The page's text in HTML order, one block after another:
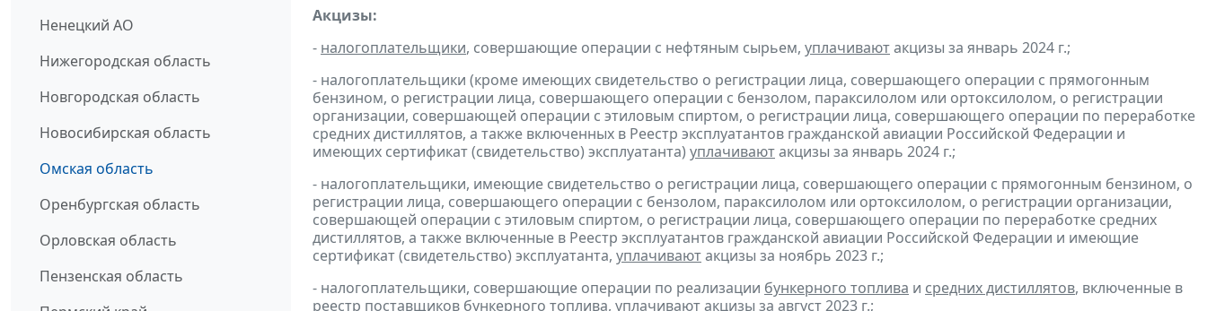
Ненецкий АО
Нижегородская область
Новгородская область
Новосибирская область
Омская область
Оренбургская область
Орловская область
Пензенская область
Акцизы:
- налогоплательщики, совершающие операции с нефтяным сырьем, уплачиваютакцизы за январь 2024 г.;
- налогоплательщики (кроме имеющих свидетельство о регистрации лица, совершающего операции с прямогонным
бензином, о регистрации лица, совершающего операции с бензолом, параксилолом или ортоксилолом, о регистрации
организации, совершающей операции с этиловым спиртом, о регистрации лица, совершающего операции по переработке
средних дистиллятов, а также включенных в Реестр эксплуатантов гражданской авиации Российской Федерации и
имеющих сертификат (свидетельство) эксплуатанта) уплачиваютакцизы за январь 2024 г.;
- налогоплательщики, имеющие свидетельство о регистрации лица, совершающего операции с прямогонным бензином, о
регистрации лица, совершающего операции с бензолом, параксилолом или ортоксилолом, о регистрации организации,
совершающей операции с этиловым спиртом, о регистрации лица, совершающего операции по переработке средних
дистиллятов, а также включенные в Реестр эксплуатантов гражданской авиации Российской Федерации и имеющие
сертификат (свидетельство) эксплуатанта, уплачиваютакцизы за ноябрь 2023 г.;
- налогоплательщики, совершающие операции по реализации бункерного топлива и средних дистиллятов, включенные в
реестр поставщиков бункерного топлива, уплачиваютакцизы за август 2023 г.;